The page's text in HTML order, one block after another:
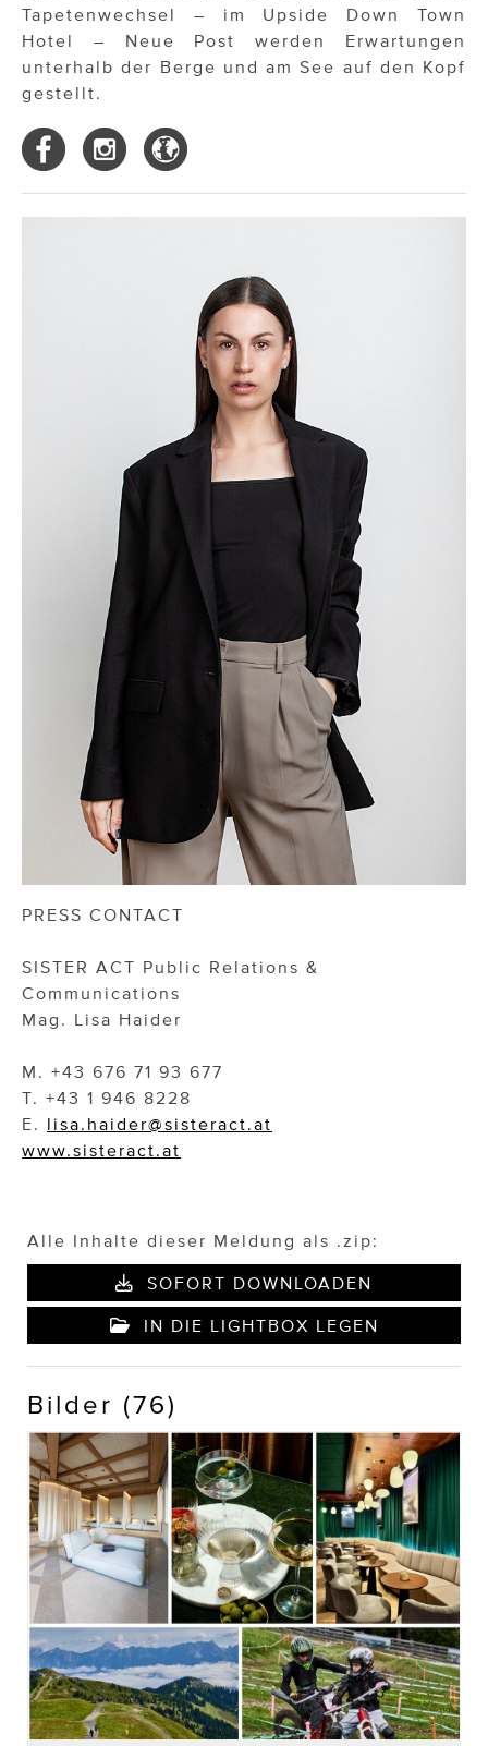
Tapetenwechsel – im Upside Down Town
Hotel – Neue Post werden Erwartungen
unterhalb der Berge und am See auf den Kopf
gestellt.
PRESS CONTACT
SISTER ACT Public Relations &
Communications
Mag. Lisa Haider
M. +43 676 71 93 677
T. +43 1 946 8228
E. lisa.haider@sisteract.at
www.sisteract.at
Alle Inhalte dieser Meldung als .zip:
SOFORT DOWNLOADEN
IN DIE LIGHTBOX LEGEN
Bilder (76)